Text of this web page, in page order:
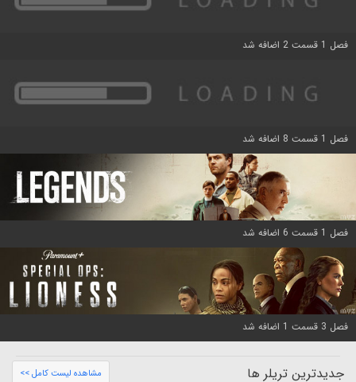
فصل 1 قسمت 2 اضافه شد
فصل 1 قسمت 8 اضافه شد
فصل 1 قسمت 6 اضافه شد
فصل 3 قسمت 1 اضافه شد
جدیدترین تریلر ها مشاهده لیست کامل >>